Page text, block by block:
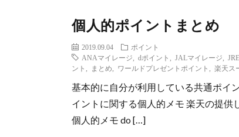
個人的ポイントまとめ
2019.09.04
ポイント
ANAマイレージ
dポイント JALマイレージ
ント
まとめ ワールドプレゼントポイント 楽天ス
基本的に自分が利用している共通ポイ
イントに関する個人的メモ 楽天の提供
個人的メモ do […]